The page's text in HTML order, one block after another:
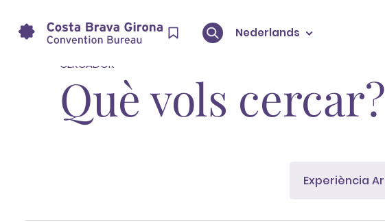
Nederlands
Inici Search: Experiència Arrels
CERCADOR
Què vols cercar?